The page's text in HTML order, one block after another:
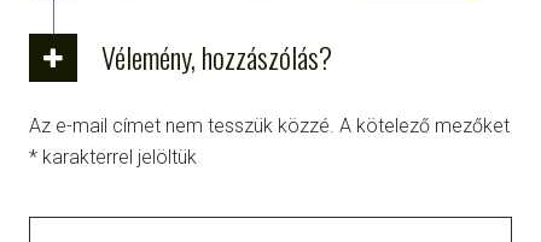
Vélemény, hozzászólás?
Az e-mail címet nem tesszük közzé. A kötelező mezőket
* karakterrel jelöltük